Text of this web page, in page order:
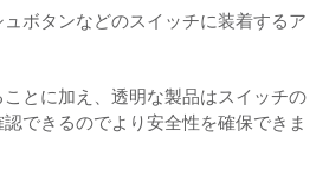
ュボタンなどのスイッチに装着するア
とに加え、透明な製品はスイッチの
できるのでより安全性を確保できま